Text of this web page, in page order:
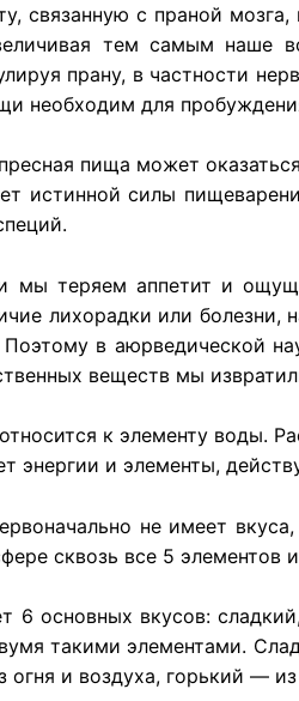
связанную с праной
тем самым наше
прану, в частности
необходим для
пища может
истинной силы
мы теряем аппетит и
лихорадки или
в аюрведической
веществ мы
к элементу воды.
энергии и элементы,
не имеет
сквозь все 5 элементов
6 основных вкусов:
такими элементами.
огня и воздуха, горький —